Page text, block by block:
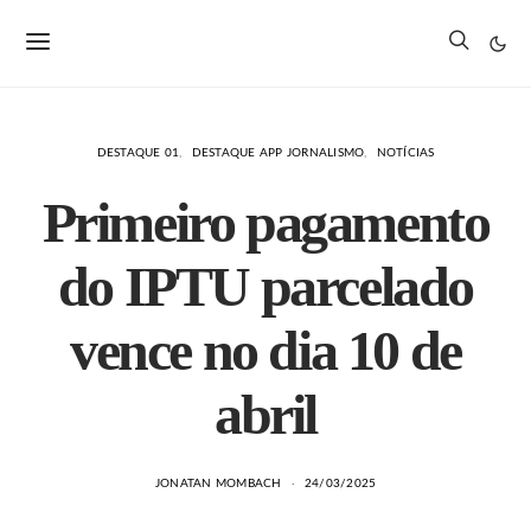
DESTAQUE 01 DESTAQUE APP JORNALISMO NOTÍCIAS
Primeiro pagamento
do IPTU parcelado
vence no dia 10 de
abril
JONATAN MOMBACH 24/03/2025